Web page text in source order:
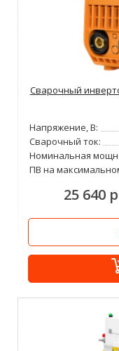
Сварочный
Напряжение, В:
Сварочный ток:
Номинальная
ПВ на
25 640